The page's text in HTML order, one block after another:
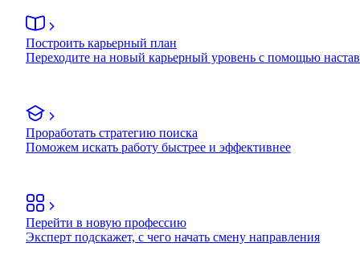
Построить карьерный план
Переходите на новый карьерный уровень с помощью
Проработать стратегию поиска
Поможем искать работу быстрее и эффективнее
Перейти в новую профессию
Эксперт подскажет, с чего начать смену направления